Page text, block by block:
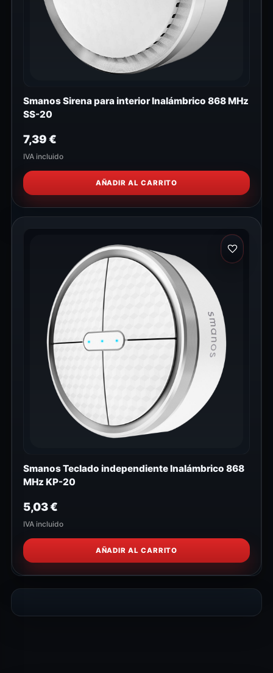
Smanos Sirena para interior Inalámbrico 868 MHz
SS-20
7,39€
IVA incluido
AÑADIR AL CARRITO
Smanos Teclado independiente Inalámbrico 868
MHz KP-20
5,03€
IVA incluido
AÑADIR AL CARRITO